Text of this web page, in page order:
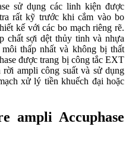
sử dụng các linh kiện được
rất kỹ trước khi cắm vào bo
kế với các bo mạch riêng rẽ.
chất sợi dệt thủy tinh và nhựa
thấp nhất và không bị thất
được trang bị công tắc EXT
rời ampli công suất và sử dụng
xử lý tiền khuếch đại hoặc
ampli Accuphase